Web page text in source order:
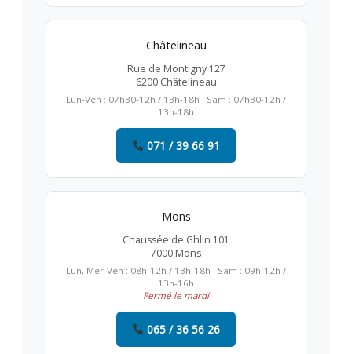
Châtelineau
Rue de Montigny 127
6200 Châtelineau
Lun-Ven : 07h30-12h / 13h-18h · Sam : 07h30-12h /
13h-18h
071 / 39 66 91
Mons
Chaussée de Ghlin 101
7000 Mons
Lun, Mer-Ven : 08h-12h / 13h-18h · Sam : 09h-12h /
13h-16h
Fermé le mardi
065 / 36 56 26